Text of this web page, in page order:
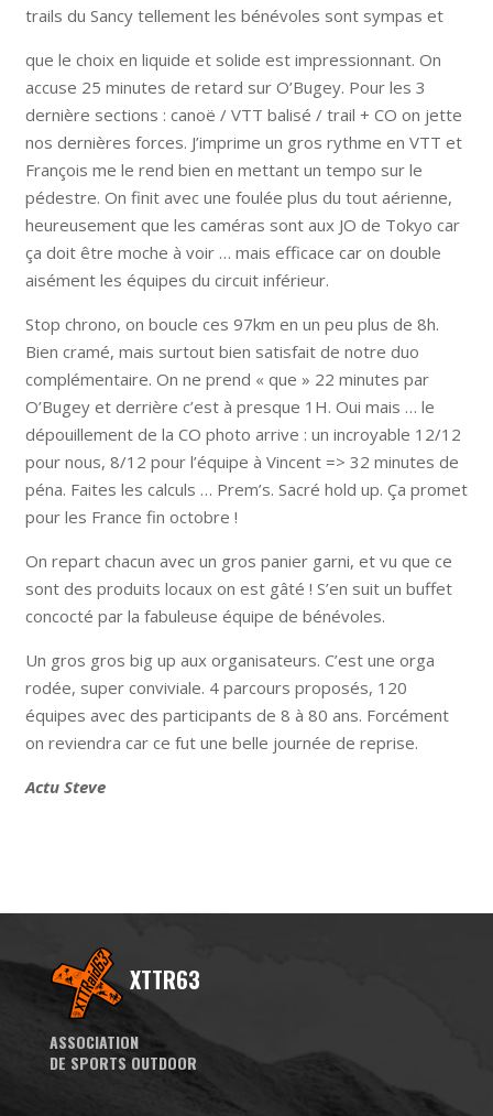
trails du Sancy tellement les bénévoles sont sympas et
que le choix en liquide et solide est impressionnant. On
accuse 25 minutes de retard sur O’Bugey. Pour les 3
dernière sections : canoë / VTT balisé / trail + CO on jette
nos dernières forces. J’imprime un gros rythme en VTT et
François me le rend bien en mettant un tempo sur le
pédestre. On finit avec une foulée plus du tout aérienne,
heureusement que les caméras sont aux JO de Tokyo car
ça doit être moche à voir … mais efficace car on double
aisément les équipes du circuit inférieur.
Stop chrono, on boucle ces 97km en un peu plus de 8h.
Bien cramé, mais surtout bien satisfait de notre duo
complémentaire. On ne prend « que » 22 minutes par
O’Bugey et derrière c’est à presque 1H. Oui mais … le
dépouillement de la CO photo arrive : un incroyable 12/12
pour nous, 8/12 pour l’équipe à Vincent => 32 minutes de
péna. Faites les calculs … Prem’s. Sacré hold up. Ça promet
pour les France fin octobre !
On repart chacun avec un gros panier garni, et vu que ce
sont des produits locaux on est gâté ! S’en suit un buffet
concocté par la fabuleuse équipe de bénévoles.
Un gros gros big up aux organisateurs. C’est une orga
rodée, super conviviale. 4 parcours proposés, 120
équipes avec des participants de 8 à 80 ans. Forcément
on reviendra car ce fut une belle journée de reprise.
Actu Steve
XTTR63
ASSOCIATION
DE SPORTS OUTDOOR